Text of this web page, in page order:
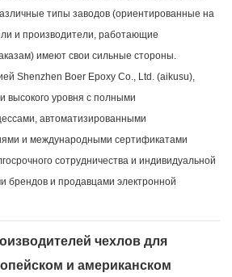
типы заводов (ориентированные на
и производители, работающие
имеют свои сильные стороны.
Shenzhen Boer Epoxy Co., Ltd. (aikusu),
высокого уровня с полными
автоматизированными
и международными сертификатами
сотрудничества и индивидуальной
брендов и продавцами электронной
чехлов для
и американском